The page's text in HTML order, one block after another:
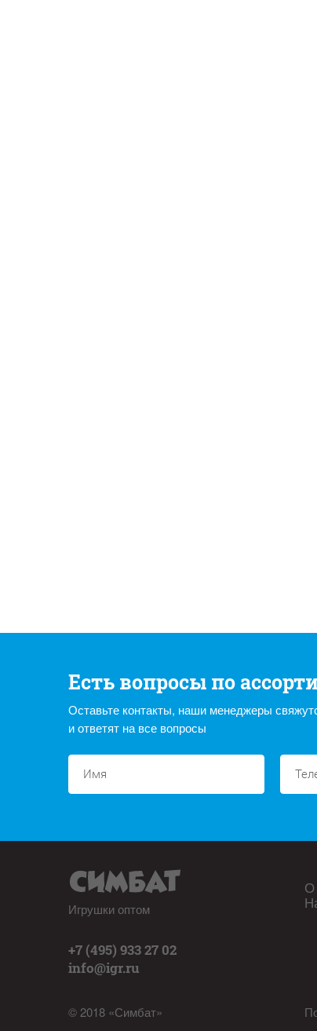
Есть вопросы по
Оставьте контакты, наши менеджеры
и ответят на все вопросы
Игрушки оптом
+7 (495) 933 27 02
info@igr.ru
© 2018 «Симбат»
О